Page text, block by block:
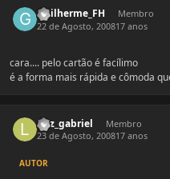
Guilherme_FH
Membro
22 de Agosto, 200817 anos
cara.... pelo cartão é facílimo
é a forma mais rápida e cômoda
luiz_gabriel
Membro
23 de Agosto, 200817 anos
AUTOR